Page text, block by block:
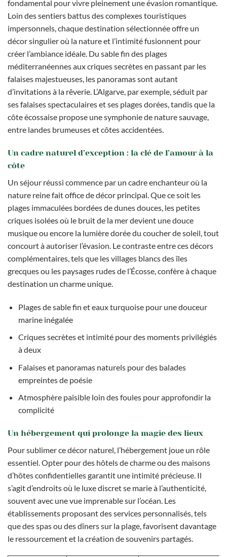
fondamental pour vivre pleinement une évasion romantique.
Loin des sentiers battus des complexes touristiques
impersonnels, chaque destination sélectionnée offre un
décor singulier où la nature et l’intimité fusionnent pour
créer l’ambiance idéale. Du sable fin des plages
méditerranéennes aux criques secrètes en passant par les
falaises majestueuses, les panoramas sont autant
d’invitations à la rêverie. L’Algarve, par exemple, séduit par
ses falaises spectaculaires et ses plages dorées, tandis que la
côte écossaise propose une symphonie de nature sauvage,
entre landes brumeuses et côtes accidentées.
Un cadre naturel d’exception : la clé de l’amour à la
côte
Un séjour réussi commence par un cadre enchanteur où la
nature reine fait office de décor principal. Que ce soit les
plages immaculées bordées de dunes douces, les petites
criques isolées où le bruit de la mer devient une douce
musique ou encore la lumière dorée du coucher de soleil, tout
concourt à autoriser l’évasion. Le contraste entre ces décors
complémentaires, tels que les villages blancs des îles
grecques ou les paysages rudes de l’Écosse, confère à chaque
destination un charme unique.
Plages de sable fin et eaux turquoise pour une douceur
marine inégalée
Criques secrètes et intimité pour des moments privilégiés
à deux
Falaises et panoramas naturels pour des balades
empreintes de poésie
Atmosphère paisible loin des foules pour approfondir la
complicité
Un hébergement qui prolonge la magie des lieux
Pour sublimer ce décor naturel, l’hébergement joue un rôle
essentiel. Opter pour des hôtels de charme ou des maisons
d’hôtes confidentielles garantit une intimité précieuse. Il
s’agit d’endroits où le luxe discret se marie à l’authenticité,
souvent avec une vue imprenable sur l’océan. Les
établissements proposant des services personnalisés, tels
que des spas ou des dîners sur la plage, favorisent davantage
le ressourcement et la création de souvenirs partagés.